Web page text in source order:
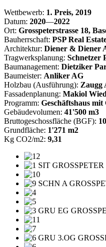
Wettbewerb: 1. Preis, 2019
Datum: 2020—2022
Ort: Grosspeterstrasse 18,
Bauherrschaft: PSP Real
Architektur: Diener & Diener
Tragwerksplanung: Schnetzer
Baumanagement: Dietziker
Baumeister: Anliker AG
Holzbau (Ausführung): Zaugg
Fassadenplanung: Makiol
Programm: Geschäftshaus
Gebäudevolumen: 41'500 m3
Bruttogeschossfläche (BGF):
Grundfläche: 1'271 m2
Kg CO2/m2: 9,31